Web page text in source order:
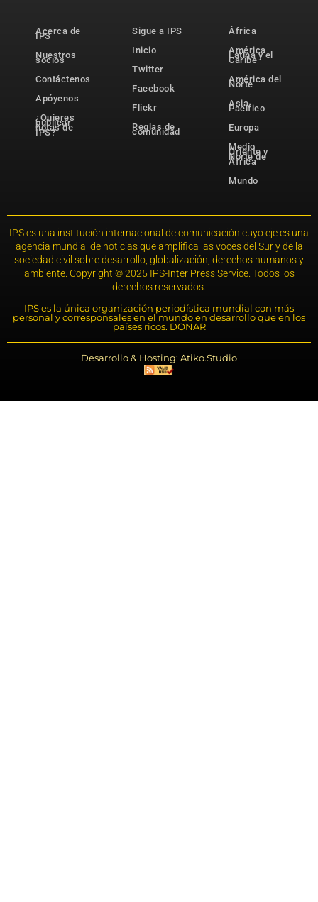
Acerca de
IPS
Nuestros
socios
Contáctenos
Apóyenos
¿Quieres
publicar
notas de
IPS?
Sigue a IPS
Inicio
Twitter
Facebook
Flickr
Reglas de
comunidad
África
América
Latina y el
Caribe
América del
Norte
Asia-
Pacífico
Europa
Medio
Oriente y
Norte de
África
Mundo
IPS es una institución internacional de comunicación cuyo eje es una
agencia mundial de noticias que amplifica las voces del Sur y de la
sociedad civil sobre desarrollo, globalización, derechos humanos y
ambiente. Copyright © 2025 IPS-Inter Press Service. Todos los
derechos reservados.
IPS es la única organización periodística mundial con más
personal y corresponsales en el mundo en desarrollo que en los
países ricos. DONAR
Desarrollo & Hosting: Atiko.Studio